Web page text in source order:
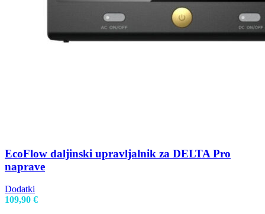
EcoFlow daljinski upravljalnik za DELTA Pro
naprave
Dodatki
109,90 €